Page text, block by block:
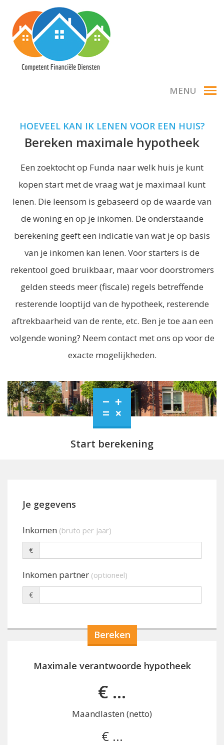
MENU
HOEVEEL KAN IK LENEN VOOR EEN HUIS?
Bereken maximale hypotheek
Een zoektocht op Funda naar welk huis je kunt
kopen start met de vraag wat je maximaal kunt
lenen. Die leensom is gebaseerd op de waarde van
de woning en op je inkomen. De onderstaande
berekening geeft een indicatie van wat je op basis
van je inkomen kan lenen. Voor starters is de
rekentool goed bruikbaar, maar voor doorstromers
gelden steeds meer (fiscale) regels betreffende
resterende looptijd van de hypotheek, resterende
aftrekbaarheid van de rente, etc. Ben je toe aan een
volgende woning? Neem contact met ons op voor de
exacte mogelijkheden.
Start berekening
Je gegevens
Inkomen (bruto per jaar)
€
Inkomen partner (optioneel)
€
Maximale verantwoorde hypotheek
€ ...
Maandlasten (netto)
€ ...